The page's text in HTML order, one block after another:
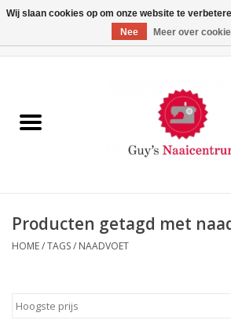
Machines
Paspoppen
Producten getagd met
HOME/TAGS/ NAADVOET
Wij slaan cookies op om onze website te
Nee
Meer over